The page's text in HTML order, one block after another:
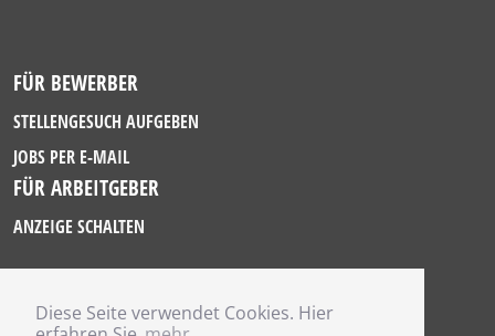
Diese Seite verwendet Cookies. Hier
FÜR BEWERBER
STELLENGESUCH AUFGEBEN
JOBS PER E-MAIL
FÜR ARBEITGEBER
ANZEIGE SCHALTEN
IMPRESSUM